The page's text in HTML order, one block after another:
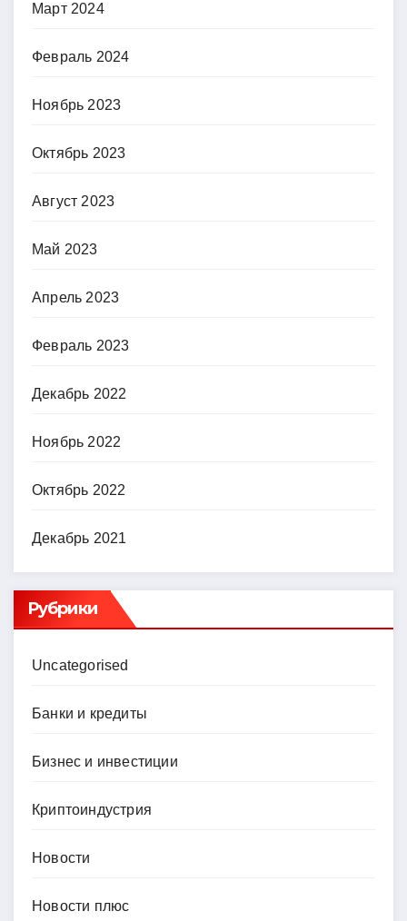
Март 2024
Февраль 2024
Ноябрь 2023
Октябрь 2023
Август 2023
Май 2023
Апрель 2023
Февраль 2023
Декабрь 2022
Ноябрь 2022
Октябрь 2022
Декабрь 2021
Рубрики
Uncategorised
Банки и кредиты
Бизнес и инвестиции
Криптоиндустрия
Новости
Новости плюс